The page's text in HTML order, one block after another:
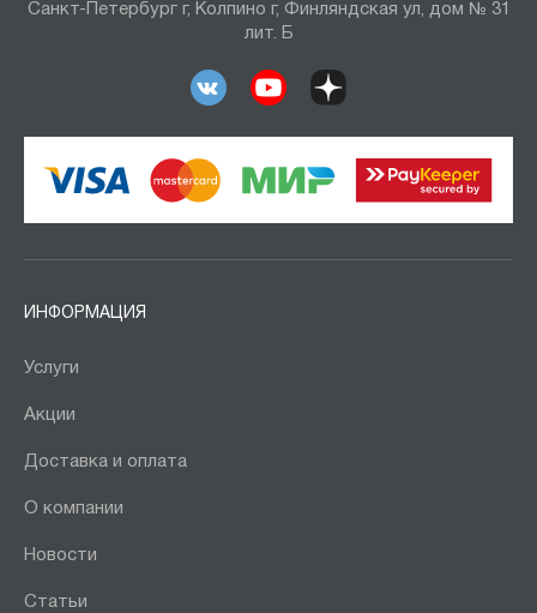
Санкт-Петербург г, Колпино г, Финляндская ул, дом № 31
лит. Б
ИНФОРМАЦИЯ
Услуги
Акции
Доставка и оплата
О компании
Новости
Статьи